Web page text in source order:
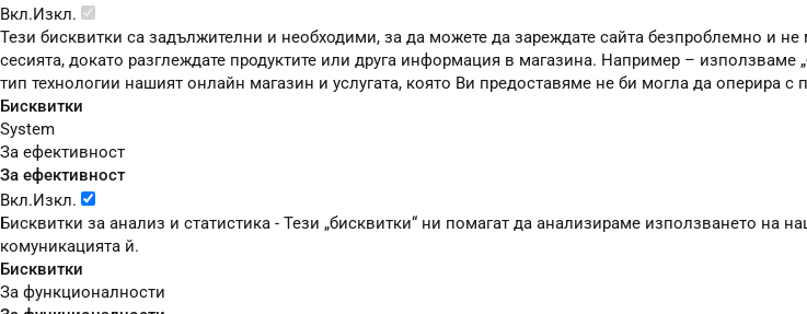
Вкл.Изкл.
Тези бисквитки са задължителни и необходими, за да можете да зареждате сайта безпроблемно и
сесията, докато разглеждате продуктите или друга информация в магазина. Например – използваме
тип технологии нашият онлайн магазин и услугата, която Ви предоставяме не би могла да оперира
Бисквитки
System
За ефективност
За ефективност
Вкл.Изкл.
Бисквитки за анализ и статистика - Тези „бисквитки“ ни помагат да анализираме използването на
комуникацията й.
Бисквитки
За функционалности